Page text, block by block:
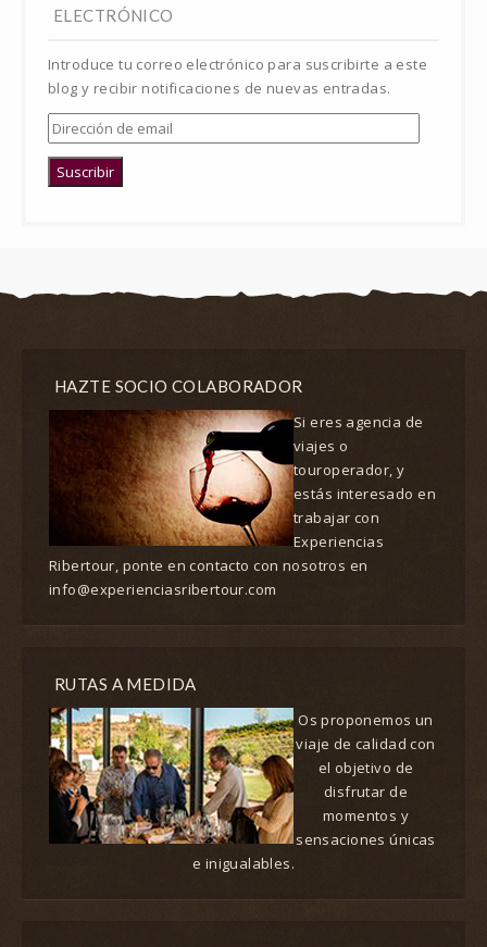
ELECTRÓNICO
Introduce tu correo electrónico para suscribirte a este
blog y recibir notificaciones de nuevas entradas.
Dirección
de
email
Suscribir
HAZTE SOCIO COLABORADOR
Si eres agencia de
viajes o
touroperador, y
estás interesado en
trabajar con
Experiencias
Ribertour, ponte en contacto con nosotros en
info@experienciasribertour.com
RUTAS A MEDIDA
Os proponemos un
viaje de calidad con
el objetivo de
disfrutar de
momentos y
sensaciones únicas
e inigualables.